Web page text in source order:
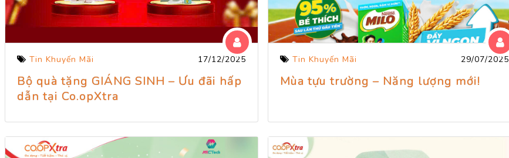
Tin Khuyến Mãi 17/12/2025
Bộ quà tặng GIÁNG SINH – Ưu đãi hấp
dẫn tại Co.opXtra
Tin Khuyến Mãi 29/07/2025
Mùa tựu trường – Năng lượng mới!